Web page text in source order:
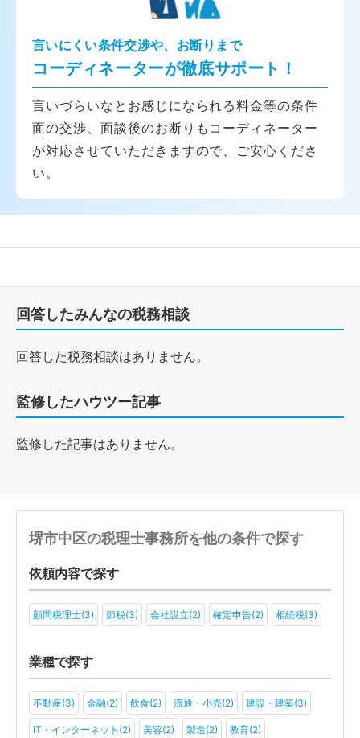
言いにくい条件交渉や、お断りまで
コーディネーターが徹底サポート！
言いづらいなとお感じになられる料金等の条件
面の交渉、面談後のお断りもコーディネーター
が対応させていただきますので、ご安心くださ
い。
回答したみんなの税務相談
回答した税務相談はありません。
監修したハウツー記事
監修した記事はありません。
堺市中区の税理士事務所を他の条件で探す
依頼内容で探す
顧問税理士(3) 節税(3) 会社設立(2) 確定申告(2) 相続税(3)
業種で探す
不動産(3) 金融(2) 飲食(2) 流通・小売(2) 建設・建築(3)
IT・インターネット(2) 美容(2) 製造(2) 教育(2)